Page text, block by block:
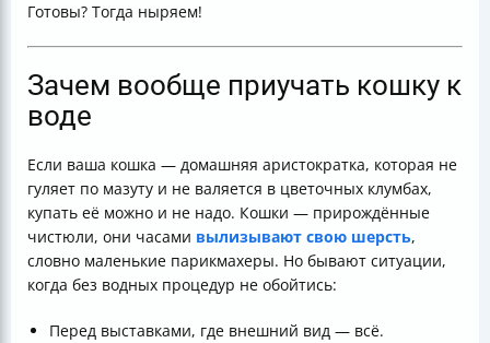
Готовы? Тогда ныряем!
Зачем вообще приучать кошку к
воде
Если ваша кошка — домашняя аристократка, которая не
гуляет по мазуту и не валяется в цветочных клумбах,
купать её можно и не надо. Кошки — прирождённые
чистюли, они часами вылизывают свою шерсть,
словно маленькие парикмахеры. Но бывают ситуации,
когда без водных процедур не обойтись:
Перед выставками, где внешний вид — всё.